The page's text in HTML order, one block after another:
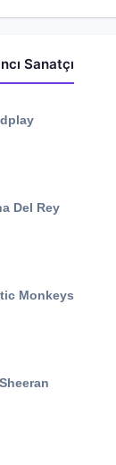
Sanatçı
Del Rey
Monkeys